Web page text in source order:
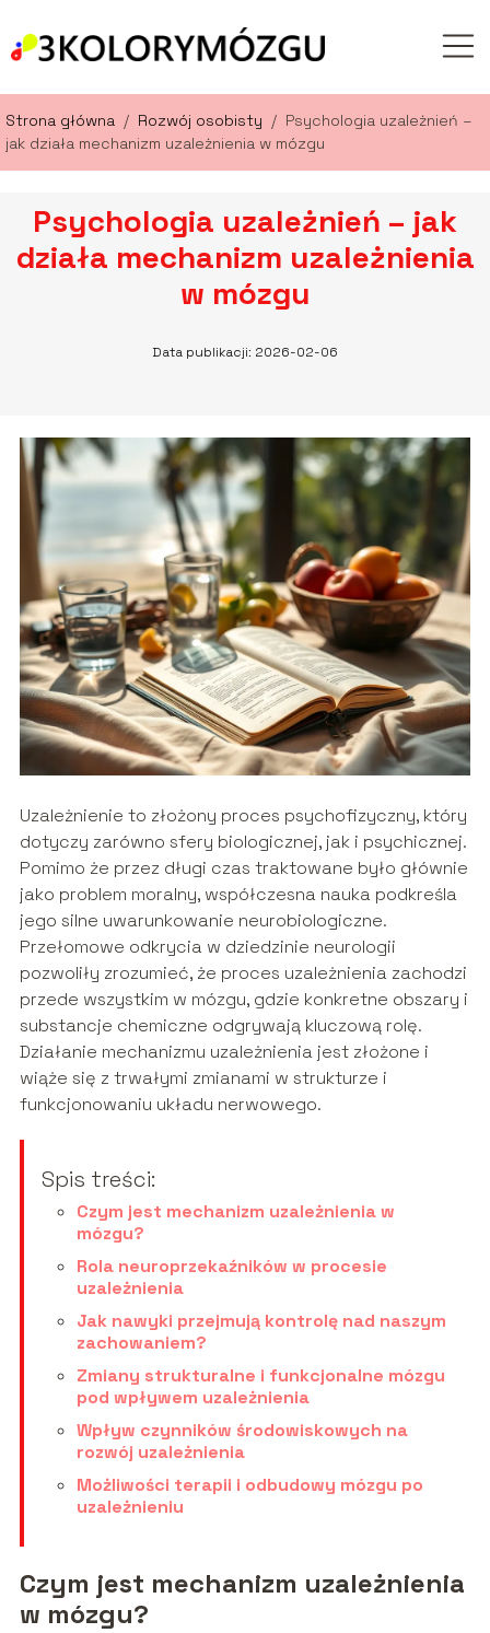
Strona główna / Rozwój osobisty / Psychologia uzależnień –
jak działa mechanizm uzależnienia w mózgu
Psychologia uzależnień – jak
działa mechanizm uzależnienia
w mózgu
Data publikacji: 2026-02-06
Uzależnienie to złożony proces psychofizyczny, który
dotyczy zarówno sfery biologicznej, jak i psychicznej.
Pomimo że przez długi czas traktowane było głównie
jako problem moralny, współczesna nauka podkreśla
jego silne uwarunkowanie neurobiologiczne.
Przełomowe odkrycia w dziedzinie neurologii
pozwoliły zrozumieć, że proces uzależnienia zachodzi
przede wszystkim w mózgu, gdzie konkretne obszary i
substancje chemiczne odgrywają kluczową rolę.
Działanie mechanizmu uzależnienia jest złożone i
wiąże się z trwałymi zmianami w strukturze i
funkcjonowaniu układu nerwowego.
Spis treści:
Czym jest mechanizm uzależnienia w
mózgu?
Rola neuroprzekaźników w procesie
uzależnienia
Jak nawyki przejmują kontrolę nad naszym
zachowaniem?
Zmiany strukturalne i funkcjonalne mózgu
pod wpływem uzależnienia
Wpływ czynników środowiskowych na
rozwój uzależnienia
Możliwości terapii i odbudowy mózgu po
uzależnieniu
Czym jest mechanizm uzależnienia
w mózgu?